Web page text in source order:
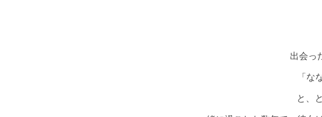
出会っ
「
と、